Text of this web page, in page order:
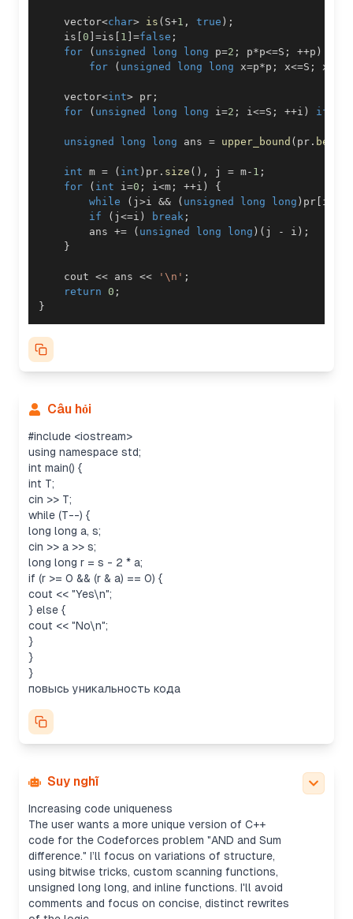
    vector
<char> is ( S+1 , true ) ;
    is
0 =is 1 =false ;
for
( unsigned long long p=2 ; p*p<=S ; ++p )
for
( unsigned long long x=p*p ; x<=S ; x
    vector
<int> pr ;
for
( unsigned long long i=2 ; i<=S ; ++i ) if
unsigned long long ans = upper_bound ( pr . begin
int m = ( int ) pr . size ( ) , j = m- 1 ;
for
( int i=0 ; i<m ; ++i )
{
while
( j >i && ( unsigned long long ) pr i
if
( j <=i ) break ;
        ans
+= ( unsigned long long ) ( j - i ) ;
}
    cout
<< ans << '\n' ;
return 0 ;
}
Câu hỏi
#include <iostream>
using namespace std;
int main() {
int T;
cin >> T;
while (T--) {
long long a, s;
cin >> a >> s;
long long r = s - 2 * a;
if (r >= 0 && (r & a) == 0) {
cout << "Yes\n";
} else {
cout << "No\n";
}
}
}
повысь уникальность кода
Suy nghĩ
Increasing code uniqueness
The user wants a more unique version of C++
code for the Codeforces problem "AND and Sum
difference." I’ll focus on variations of structure,
using bitwise tricks, custom scanning functions,
unsigned long long, and inline functions. I'll avoid
comments and focus on concise, distinct rewrites